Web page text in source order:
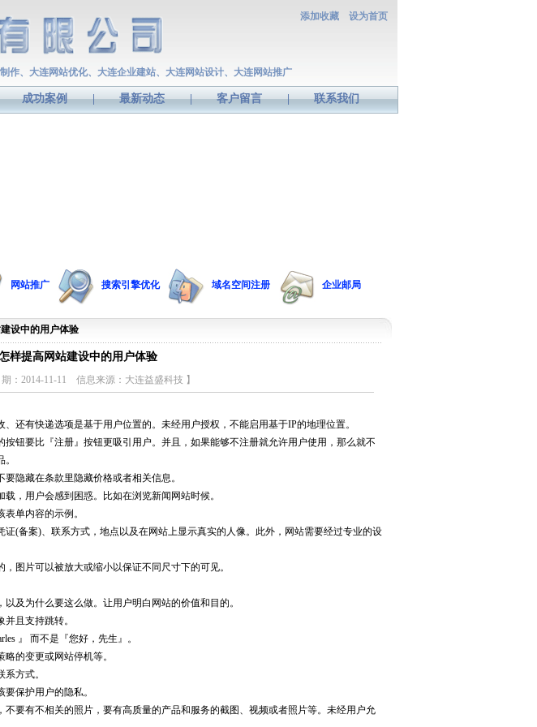
设为首页
添加收藏
作、大连网站优化、大连企业建站、大连网站设计、大连网站推广
成功案例 | 最新动态 | 客户留言 | 联系我们
网站推广 搜索引擎优化 域名空间注册 企业邮局
设中的用户体验
样提高网站建设中的用户体验
期：2014-11-11 信息来源：大连益盛科技 】
有快递选项是基于用户位置的。未经用户授权，不能启用基于IP的地理位置。
钮要比『注册』按钮更吸引用户。并且，如果能够不注册就允许用户使用，那么就不
隐藏在条款里隐藏价格或者相关信息。
用户会感到困惑。比如在浏览新闻网站时候。
单内容的示例。
备案)、联系方式，地点以及在网站上显示真实的人像。此外，网站需要经过专业的设
片可以被放大或缩小以保证不同尺寸下的可见。
为什么要这么做。让用户明白网站的价值和目的。
且支持跳转。
』 而不是『您好，先生』。
的变更或网站停机等。
方式。
保护用户的隐私。
有不相关的照片，要有高质量的产品和服务的截图、视频或者照片等。未经用户允